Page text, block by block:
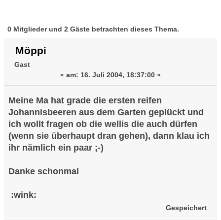
Johannisbeeren (Gelesen 52163 mal)
0 Mitglieder und 2 Gäste betrachten dieses Thema.
Möppi
Gast
« am: 16. Juli 2004, 18:37:00 »
Meine Ma hat grade die ersten reifen
Johannisbeeren aus dem Garten geplückt und
ich wollt fragen ob die wellis die auch dürfen
(wenn sie überhaupt dran gehen), dann klau ich
ihr nämlich ein paar ;-)
Danke schonmal
:wink:
Gespeichert